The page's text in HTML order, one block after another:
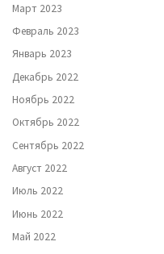
Март 2023
Февраль 2023
Январь 2023
Декабрь 2022
Ноябрь 2022
Октябрь 2022
Сентябрь 2022
Август 2022
Июль 2022
Июнь 2022
Май 2022